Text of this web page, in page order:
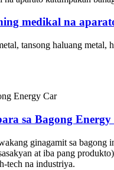
medikal na
tansong haluang
sa Bagong
ginagamit sa
at iba pang
tech na industriya.